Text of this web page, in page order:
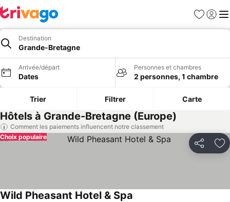
Favoris
Se
Destination
Grande-Bretagne
Arrivée/départ
Dates
Personnes et chambres
2 personnes, 1 chambre
Trier Filtrer Carte
Hôtels à Grande-Bretagne (Europe)
Comment les paiements influencent notre classement
Partager
Choix populaire
Wild Pheasant Hotel & Spa